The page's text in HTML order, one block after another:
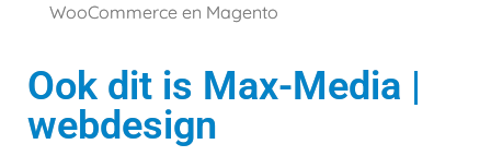
WooCommerce en Magento
Ook dit is Max-Media |
webdesign